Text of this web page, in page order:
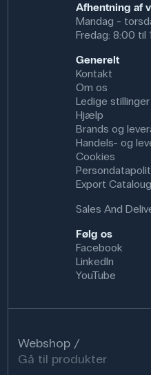
Afhentning af
Mandag -
Fredag: 8:00 til
Generelt
Kontakt
Om os
Ledige stillinger
Hjælp
Brands og
Handels- og
Cookies
Export
Sales And
Følg os
Facebook
LinkedIn
YouTube
Webshop
Gå til produkter